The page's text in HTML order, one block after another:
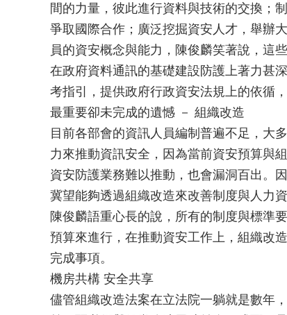
間的力量，彼此進行資料與技術的交換；
爭取國際合作；廣泛挖掘資安人才，舉辦
員的資安概念與能力，陳俊麟笑著說，這
在政府資料通訊的基礎建設防護上著力甚
考指引，提供政府行政資安法規上的依循
最重要卻未完成的遺憾 － 組織改造
目前各部會的資訊人員編制普遍不足，大
力來推動資訊安全，因為當前資安預算與
資安防護業務難以推動，也會漏洞百出。
冀望能夠透過組織改造來改善制度與人力資
陳俊麟語重心長的說，所有的制度與標準
預算來進行，在推動資安工作上，組織改
完成事項。
機房共構 安全共享
儘管組織改造法案在立法院一躺就是數年